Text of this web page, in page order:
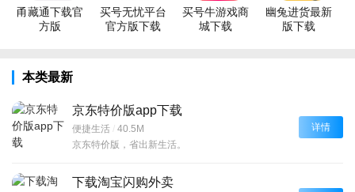
甬藏通下载官
方版
买号无忧平台
官方版下载
买号牛游戏商
城下载
幽兔进货最新
版下载
本类最新
京东特价版app下载
便捷生活
40.5M
京东特价版，省出新生活。
详情
下载淘宝闪购外卖